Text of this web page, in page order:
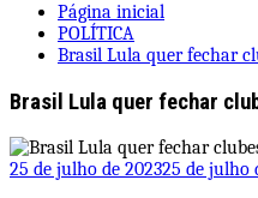
Página inicial
POLÍTICA
Brasil Lula quer fechar
Brasil Lula quer fechar
25 de julho de 202325 de julho